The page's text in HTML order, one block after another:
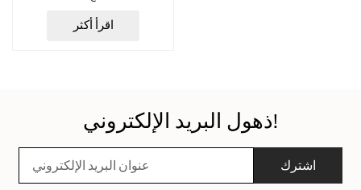
اقرأ أكثر
ذهول البريد الإلكتروني!
اشترك